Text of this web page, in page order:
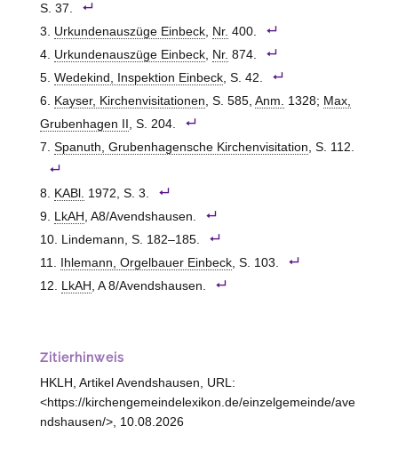
S. 37.
Urkundenauszüge Einbeck, Nr. 400.
Urkundenauszüge Einbeck, Nr. 874.
Wedekind, Inspektion Einbeck, S. 42.
Kayser, Kirchenvisitationen , S. 585, Anm. 1328; Max,
Grubenhagen II
, S. 204.
Spanuth, Grubenhagensche Kirchenvisitation , S. 112.
KABl.
1972, S. 3.
LkAH , A8/Avendshausen.
Lindemann, S. 182–185.
Ihlemann, Orgelbauer Einbeck, S. 103.
LkAH , A 8/Avendshausen.
Zitierhinweis
HKLH, Artikel Avendshausen, URL:
<https://kirchengemeindelexikon.de/einzelgemeinde/ave
ndshausen/>, 10.08.2026